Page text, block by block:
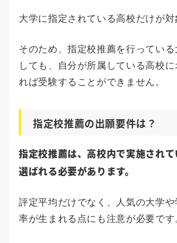
大学に指定されている高校だけが対
そのため、指定校推薦を行っている
しても、自分が所属している高校
れば受験することができません。
指定校推薦の出願要件は？
指定校推薦は、高校内で実施され
選ばれる必要があります。
評定平均だけでなく、人気の大学
率が生まれる点にも注意が必要です